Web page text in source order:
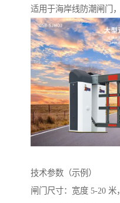
适用于海岸线防潮闸门
技术参数（示例）
闸门尺寸：宽度 5-20 米